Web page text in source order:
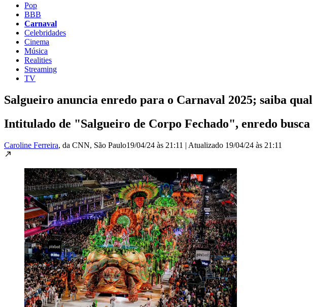
Pop
BBB
Carnaval
Celebridades
Cinema
Música
Realities
Streaming
TV
Salgueiro anuncia enredo para o Carnaval 2025; saiba
Intitulado de "Salgueiro de Corpo Fechado", enredo
Caroline Ferreira, da CNN, São Paulo19/04/24 às 21:11 | Atualizado 19/04/24 às 21:11